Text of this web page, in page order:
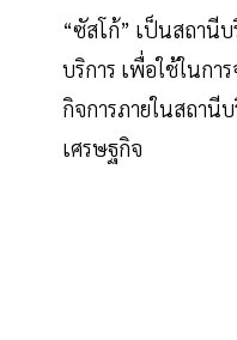
“ซัสโก้” เป็นสถานี
บริการ เพื่อใช้ในกา
กิจการภายในสถานี
เศรษฐกิจ